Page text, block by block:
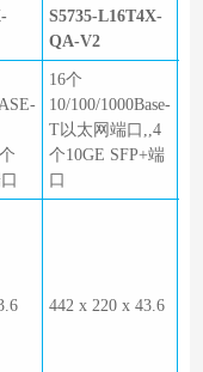
S5735-L16T4X-
QA-V2
16个
10/100/1000Base-
T以太网端口,,4
个10GE SFP+端
口
442 x 220 x 43.6